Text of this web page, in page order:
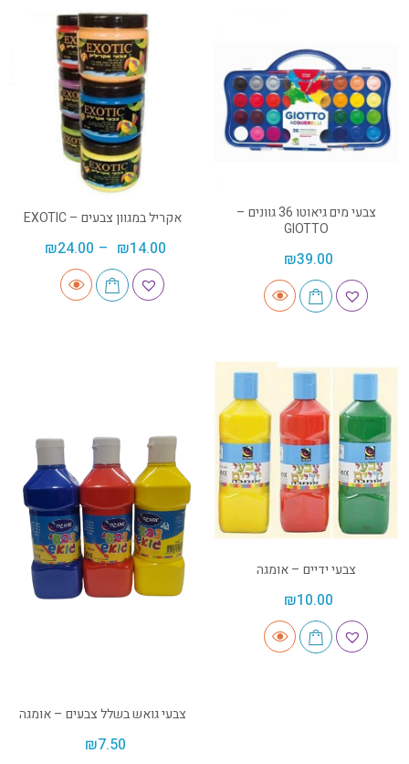
צבעי מים גיאוטו 36 גוונים –
GIOTTO
₪39.00
אקריל במגוון צבעים – EXOTIC
₪14.00
–
₪24.00
צבעי ידיים – אומגה
₪10.00
צבעי גואש בשלל צבעים – אומגה
₪7.50